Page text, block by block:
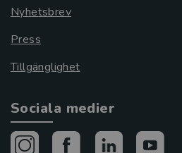
Nyhetsbrev
Press
Tillgänglighet
Sociala medier